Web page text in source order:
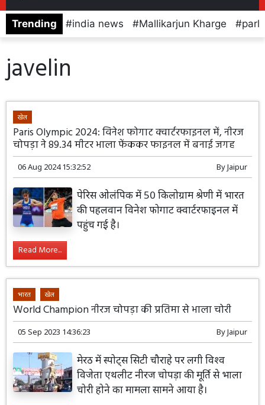
Trending india news Mallikarjun Kharge
javelin
खेल
Paris Olympic 2024: विनेश फोगाट क्वार्टरफाइनल में, नीरज
चोपड़ा ने 89.34 मीटर भाला फेंककर फाइनल में बनाई जगह
06 Aug 2024 15:32:52 ByJaipur
पेरिस ओलंपिक में 50 किलोग्राम श्रेणी में भारत
की पहलवान विनेश फोगाट क्वार्टरफाइनल में
पहुंच गई है।
Read More...
भारत खेल
World Champion नीरज चोपड़ा की प्रतिमा से भाला चोरी
05 Sep 2023 14:36:23 ByJaipur
मेरठ में स्पोट्स सिटी चौराहे पर लगी विश्व
विजेता एथलीट नीरज चोपड़ा की मूर्ति से भाला
चोरी होने का मामला सामने आया है।